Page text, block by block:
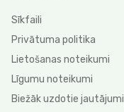
Sīkfaili
Privātuma politika
Lietošanas noteikumi
Līgumu noteikumi
Biežāk uzdotie jautājumi